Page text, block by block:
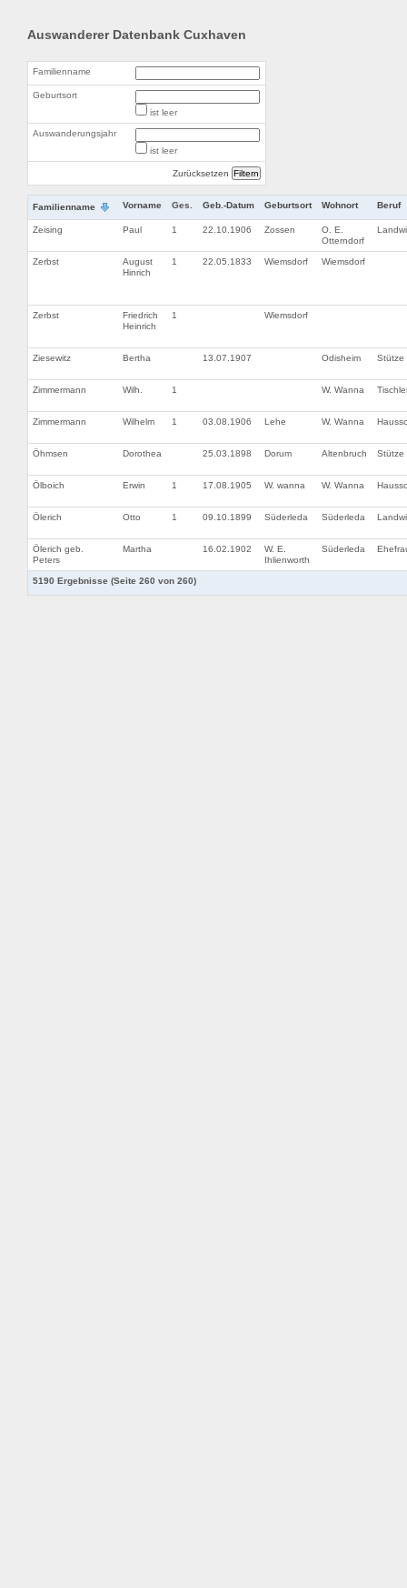
Auswanderer Datenbank Cuxhaven
Zurücksetzen
Familienname
Geburtsort
ist leer
Auswanderungsjahr
ist leer
Familienname Vorname Ges. Geb.-Datum Geburtsort Wohnort Beruf
5190 Ergebnisse (Seite 260 von 260)
Zeising Paul 1 22.10.1906 Zossen
O. E.
Otterndorf
Zerbst
August
Hinrich
1 22.05.1833 Wiemsdorf Wiemsdorf
Zerbst
Friedrich
Heinrich
1 Wiemsdorf
Ziesewitz Bertha 13.07.1907 Odisheim Stütze
Zimmermann Wilh. 1 W. Wanna
Zimmermann Wilhelm 1 03.08.1906 Lehe W. Wanna
Öhmsen Dorothea 25.03.1898 Dorum Altenbruch Stütze
Ölboich Erwin 1 17.08.1905 W. wanna W. Wanna
Ölerich Otto 1 09.10.1899 Süderleda Süderleda
Ölerich geb.
Peters
Martha 16.02.1902
W. E.
Ihlienworth
Süderleda